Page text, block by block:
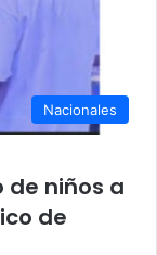
Nacionales
de niños a
de